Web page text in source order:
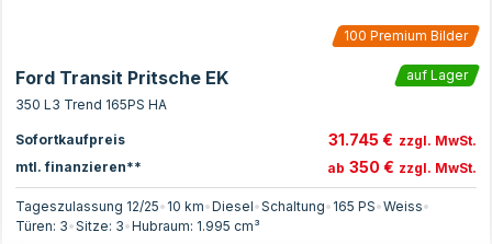
100 Premium Bilder
Ford Transit Pritsche EK
auf Lager
350 L3 Trend 165PS HA
Sofortkaufpreis 31.745 € zzgl. MwSt.
mtl. finanzieren**
ab 350 € zzgl. MwSt.
Tageszulassung 12/25• 10 km•Diesel•Schaltung• 165 PS•Weiss•
Türen: 3•Sitze: 3•Hubraum: 1.995 cm³